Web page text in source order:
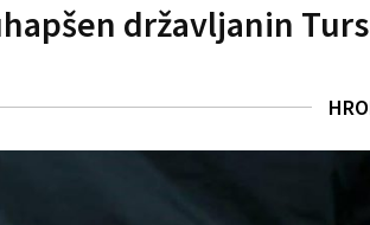
državljanin